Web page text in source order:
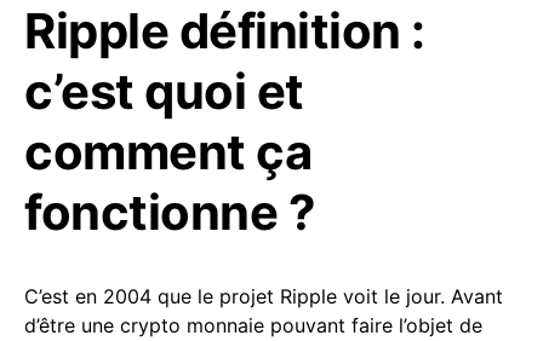
Ripple définition :
c’est quoi et
comment ça
fonctionne ?
C’est en 2004 que le projet Ripple voit le jour. Avant
d’être une crypto monnaie pouvant faire l’objet de